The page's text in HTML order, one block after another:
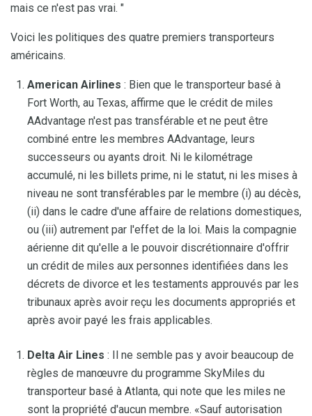
mais ce n'est pas vrai. "
Voici les politiques des quatre premiers transporteurs
américains.
American Airlines : Bien que le transporteur basé à
Fort Worth, au Texas, affirme que le crédit de miles
AAdvantage n'est pas transférable et ne peut être
combiné entre les membres AAdvantage, leurs
successeurs ou ayants droit. Ni le kilométrage
accumulé, ni les billets prime, ni le statut, ni les mises à
niveau ne sont transférables par le membre (i) au décès,
(ii) dans le cadre d'une affaire de relations domestiques,
ou (iii) autrement par l'effet de la loi. Mais la compagnie
aérienne dit qu'elle a le pouvoir discrétionnaire d'offrir
un crédit de miles aux personnes identifiées dans les
décrets de divorce et les testaments approuvés par les
tribunaux après avoir reçu les documents appropriés et
après avoir payé les frais applicables.
Delta Air Lines : Il ne semble pas y avoir beaucoup de
règles de manœuvre du programme SkyMiles du
transporteur basé à Atlanta, qui note que les miles ne
sont la propriété d'aucun membre. «Sauf autorisation